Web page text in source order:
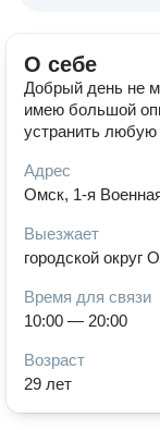
О себе
Добрый день не
имею большой
устранить любую
Адрес
Омск, 1-я
Выезжает
городской округ
Время для связи
10:00 — 20:00
Возраст
29 лет